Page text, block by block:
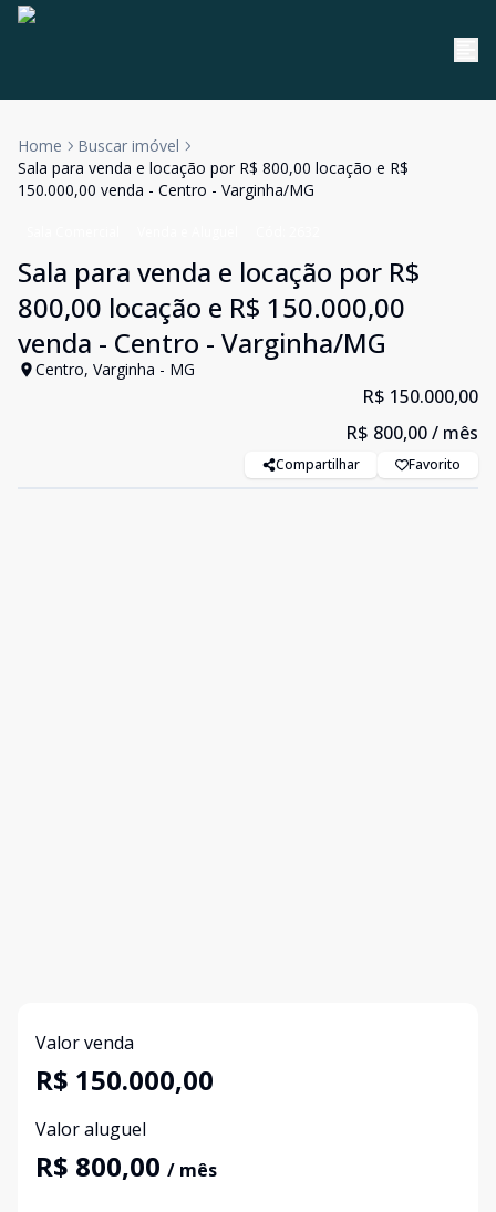
Home
Buscar imóvel
Sala para venda e locação por R$ 800,00 locação e R$
150.000,00 venda - Centro - Varginha/MG
Sala para venda e locação por R$
800,00 locação e R$ 150.000,00
venda - Centro - Varginha/MG
Centro, Varginha - MG
R$ 150.000,00
R$ 800,00/ mês
Compartilhar Favorito
Valor venda
R$ 150.000,00
Valor aluguel
R$ 800,00 / mês